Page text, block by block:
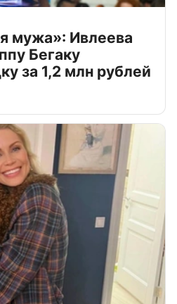
мужа»: Ивлеева
Бегаку
за 1,2 млн рублей